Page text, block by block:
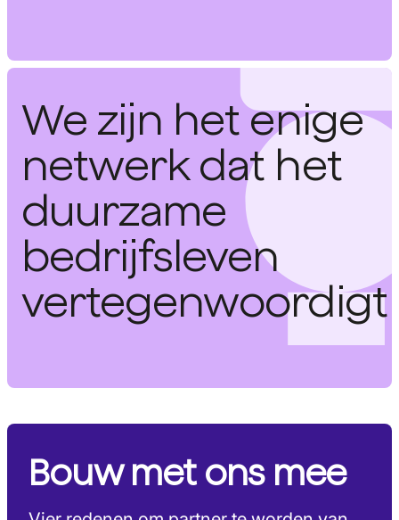
We zijn het enige
netwerk dat het
duurzame
bedrijfsleven
vertegenwoordigt
Bouw met ons mee